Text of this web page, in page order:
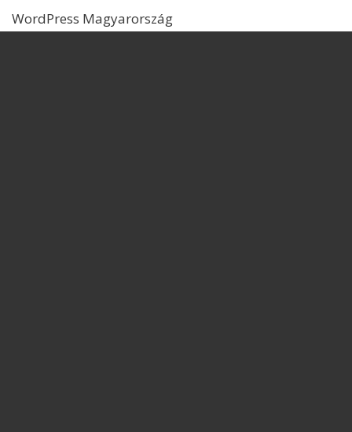
WordPress Magyarország